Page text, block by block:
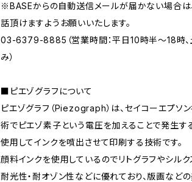
※BASEからの自動送信メールが届かない場合は
話頂けますようお願いいたします。
03-6379-8885（営業時間：平日10時半〜18時
み）
■ピエゾグラフについて
ピエゾグラフ（Piezograph）は、セイコーエプソ
術でピエゾ素子という電圧を加えることで発生す
使用してインクを噴出させて印刷する技術です。
顔料インクを使用しているのでリトグラフやシル
耐光性・耐オゾン性などに優れており、版画など